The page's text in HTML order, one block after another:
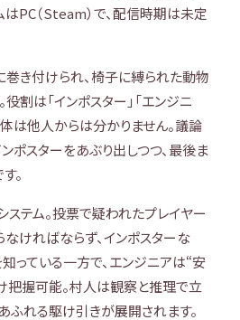
はPC（Steam）で、配信時期は未定
き付けられ、椅子に縛られた動物
割は「インポスター」「エンジニ
体は他人からは分かりません。議論
ポスターをあぶり出しつつ、最後ま
。
ステム。投票で疑われたプレイヤー
ければならず、インポスターな
っている一方で、エンジニアは“安
把握可能。村人は観察と推理で立
ふれる駆け引きが展開されます。